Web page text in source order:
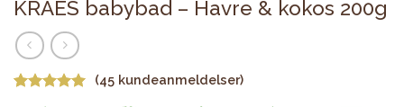
KRAES babybad – Havre & kokos 200g
(45kundeanmeldelser)